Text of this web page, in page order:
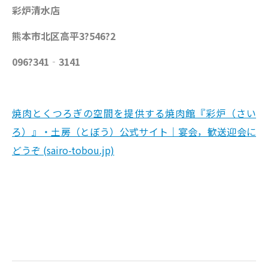
彩炉清水店
熊本市北区高平3?546?2
096?341‐3141
焼肉とくつろぎの空間を提供する焼肉館『彩炉（さい
ろ）』・土房（とぼう）公式サイト｜宴会，歓送迎会に
どうぞ (sairo-tobou.jp)